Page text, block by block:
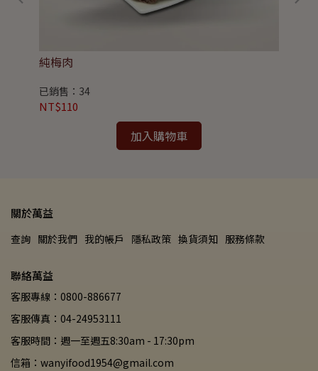
純梅肉
已銷售：34
NT$110
加入購物車
關於萬益
查詢 關於我們 我的帳戶 隱私政策 換貨須知 服務條款
聯絡萬益
客服專線：0800-886677
客服傳真：04-24953111
客服時間：週一至週五8:30am - 17:30pm
信箱：wanyifood1954@gmail.com